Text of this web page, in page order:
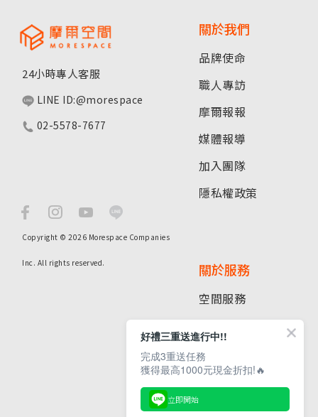
24小時專人客服
LINE ID:@morespace
02-5578-7677
Copyright © 2026 Morespace Companies
Inc. All rights reserved.
關於我們
品牌使命
職人專訪
摩爾報報
媒體報導
加入團隊
隱私權政策
關於服務
空間服務
租倉指南
分店據點
常見問題
好禮三重送進行中!!
完成3重送任務
獲得最高1000元現金折扣!🔥
立即開始